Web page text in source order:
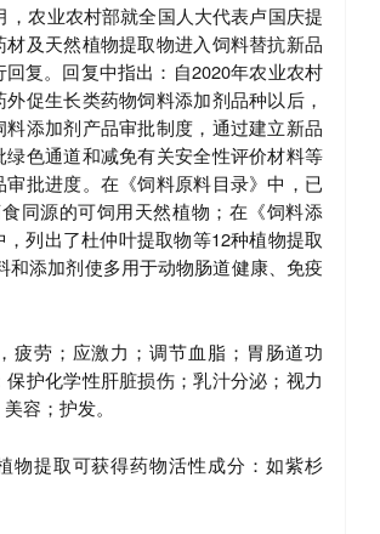
，农业农村部就全国人大代表卢国庆提
材及天然植物提取物进入饲料替抗新品
复。回复中指出：自2020年农业农村
促生长类药物饲料添加剂品种以后，
添加剂产品审批制度，通过建立新品
色通道和减免有关安全性评价材料等
批进度。在《饲料原料目录》中，已
同源的可饲用天然植物；在《饲料添
列出了杜仲叶提取物等12种植物提取
和添加剂使多用于动物肠道健康、免疫
疲劳；应激力；调节血脂；胃肠道功
护化学性肝脏损伤；乳汁分泌；视力
容；护发。
物提取可获得药物活性成分：如紫杉